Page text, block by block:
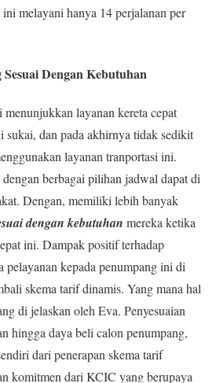
melayani hanya 14 perjalanan per
Dengan Kebutuhan
layanan kereta cepat
sukai, dan pada akhirnya tidak sedikit
layanan tranportasi ini.
berbagai pilihan jadwal dapat di
Dengan, memiliki lebih banyak
dengan kebutuhan mereka ketika
ini. Dampak positif terhadap
pelayanan kepada penumpang ini di
skema tarif dinamis. Yang mana hal
di jelaskan oleh Eva. Penyesuaian
hingga daya beli calon penumpang,
dari penerapan skema tarif
komitmen dari KCIC yang berupaya